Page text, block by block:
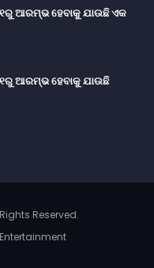
ଆରମ୍ଭ ହେବାକୁ ଯାଉଛି ଏକ
ଆରମ୍ଭ ହେବାକୁ ଯାଉଛି
Reserved.